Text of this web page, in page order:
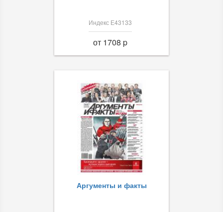
Индекс Е43133
от 1708 p
Аргументы и факты